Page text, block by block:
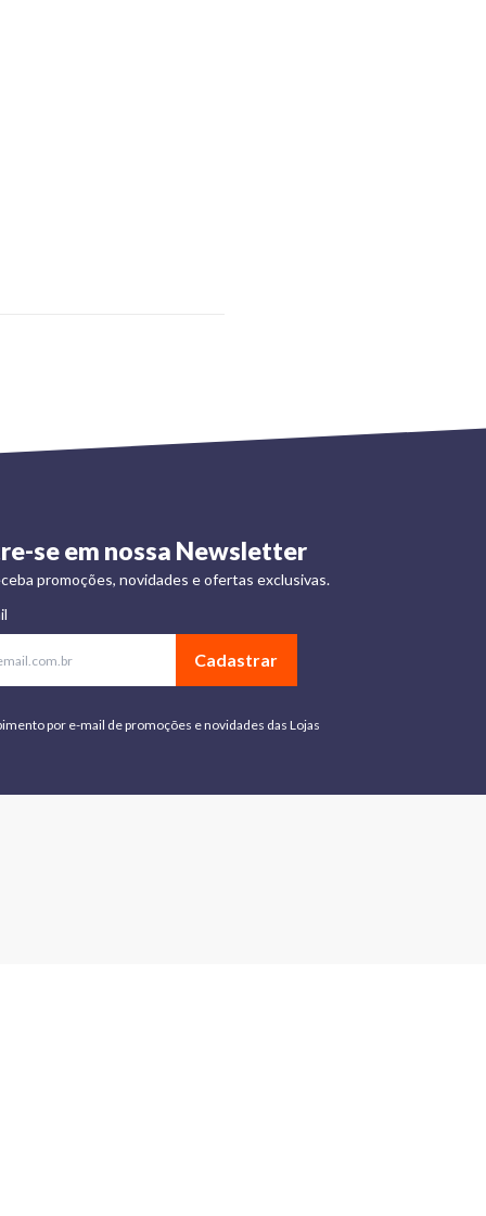
se em nossa Newsletter
promoções, novidades e ofertas exclusivas.
Cadastrar
por e-mail de promoções e novidades das Lojas